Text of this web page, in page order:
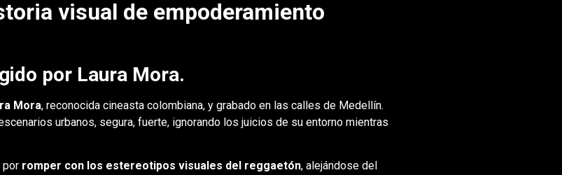
visual de empoderamiento
por Laura Mora.
Mora, reconocida cineasta colombiana, y grabado en las calles de Medellín.
urbanos, segura, fuerte, ignorando los juicios de su entorno mientras
por romper con los estereotipos visuales del reggaetón, alejándose del